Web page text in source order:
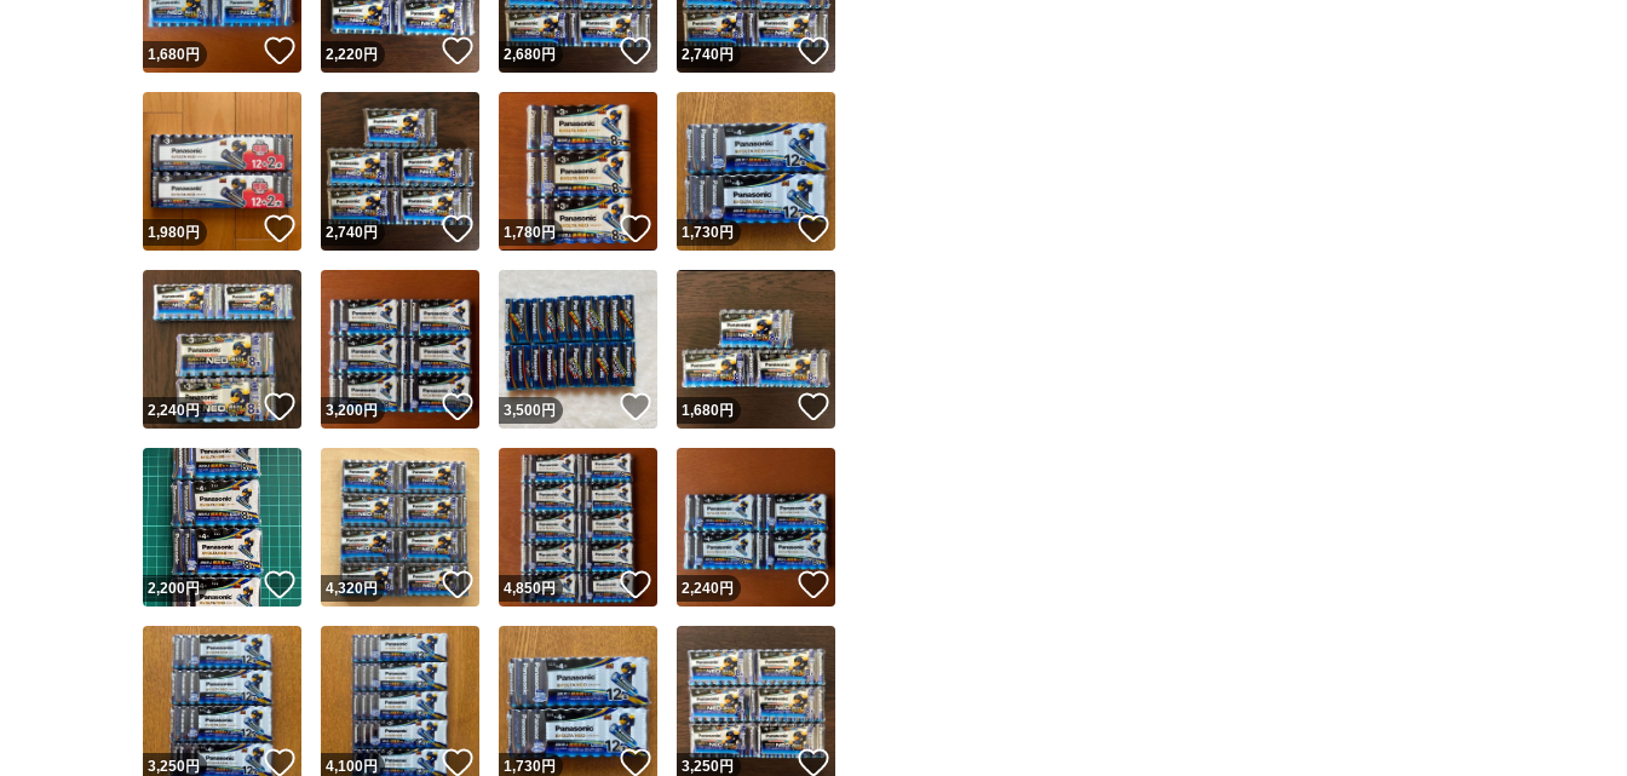
安心取引出品者 Yahoo!フリマの基準をクリアした安心・安全なユーザーです
取引実績
取引実績◯+ このユーザーはYahoo!フリマの取引を完了させた実績があります
他フリマ実績◯+ このユーザーは他フリマサービスでの取引実績があります
スピード&安心発送
※このバッジは実績に基づく表示であり、発送を保証しているものではありません
スピード＆安心発送
このユーザーは高頻度で24時間以内＆設定した発送日数内に発送してい
ます
スピード発送 このユーザーは高頻度で24時間以内に発送しています
安心発送 このユーザーは設定した発送日数内に発送しています
商品画像の 無断転載は禁止 されています
コピーは1商品につき1回です
出品ページへ
キャンセル
1,680円 いいね！
2,220円 いいね！
2,680円 いいね！
2,740円
1,980円 いいね！
2,740円 いいね！
1,780円 いいね！
1,730円
2,240円 いいね！
3,200円 いいね！
3,500円 いいね！
1,680円
2,200円 いいね！
4,320円 いいね！
4,850円 いいね！
2,240円
3,250円 いいね！
4,100円 いいね！
1,730円 いいね！
3,250円